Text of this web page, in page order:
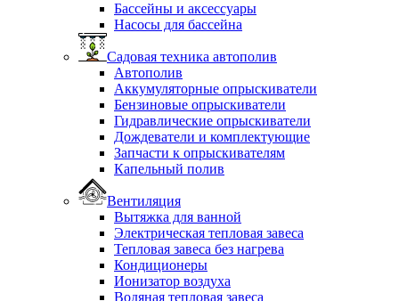
Бассейны и аксессуары
Насосы для бассейна
Садовая техника автополив
Автополив
Аккумуляторные опрыскиватели
Бензиновые опрыскиватели
Гидравлические опрыскиватели
Дождеватели и комплектующие
Запчасти к опрыскивателям
Капельный полив
Вентиляция
Вытяжка для ванной
Электрическая тепловая завеса
Тепловая завеса без нагрева
Кондиционеры
Ионизатор воздуха
Водяная тепловая завеса